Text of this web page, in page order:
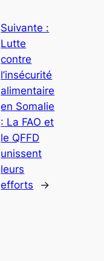
Suivante :
Lutte
contre
l’insécurité
alimentaire
en Somalie
: La FAO et
le QFFD
unissent
leurs
efforts
→